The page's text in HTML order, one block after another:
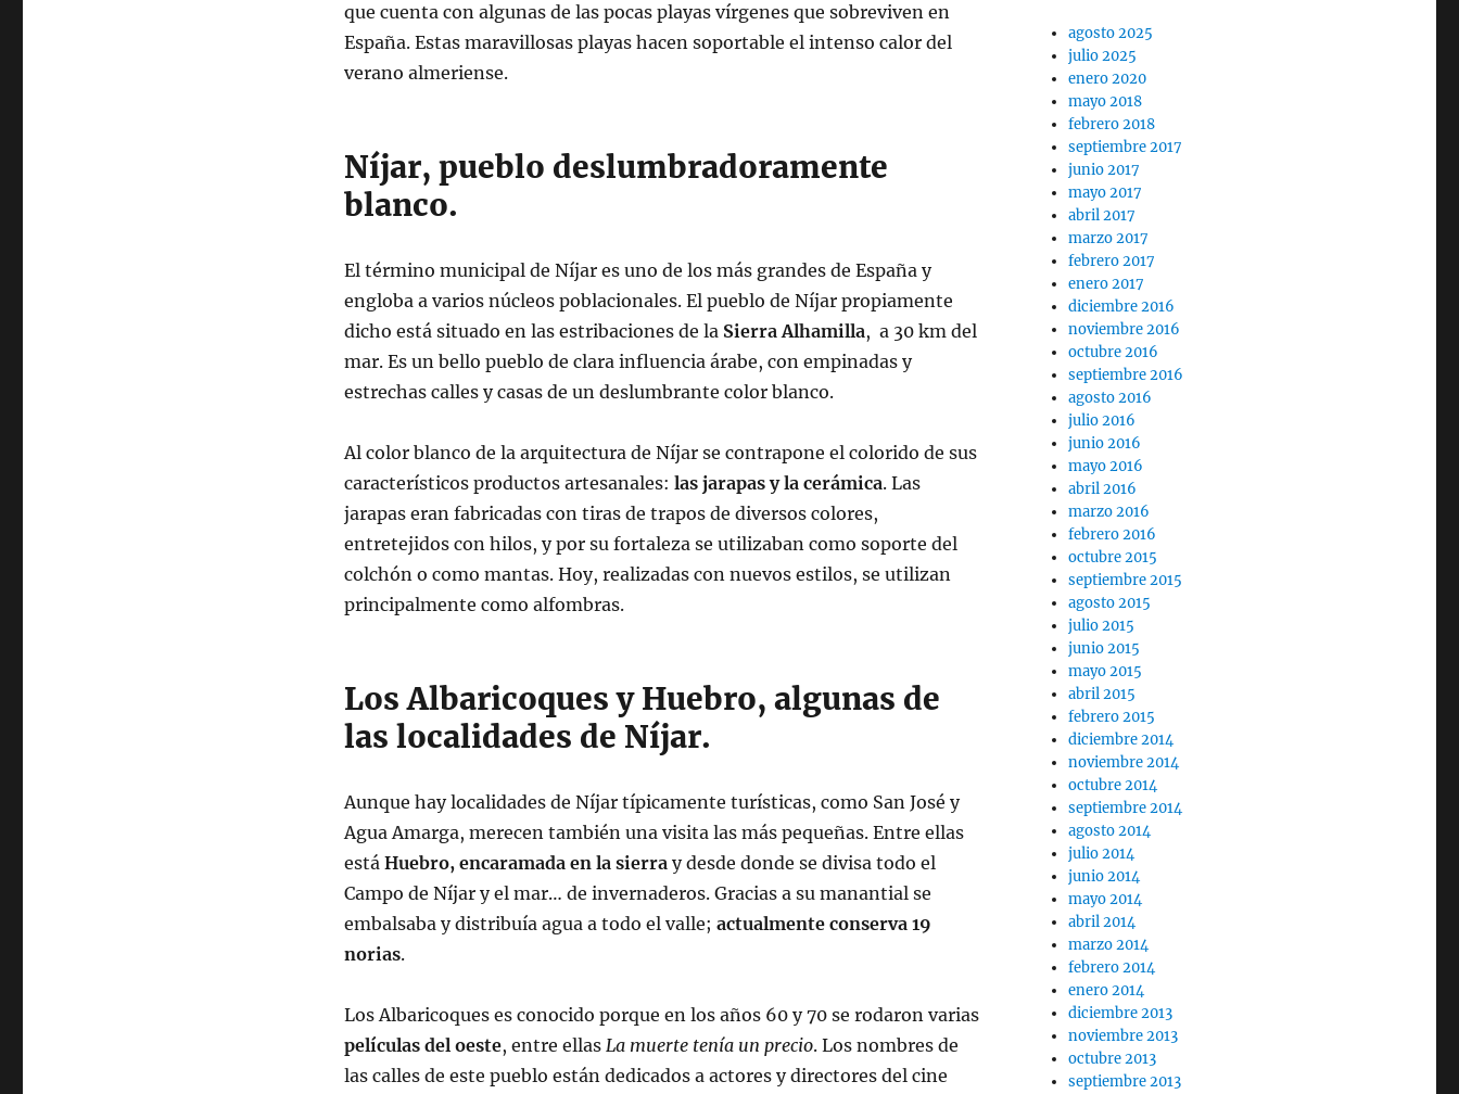
que cuenta con algunas de las pocas playas vírgenes que sobreviven en
España. Estas maravillosas playas hacen soportable el intenso calor del
verano almeriense.
Níjar, pueblo deslumbradoramente
blanco.
El término municipal de Níjar es uno de los más grandes de España y
engloba a varios núcleos poblacionales. El pueblo de Níjar propiamente
dicho está situado en las estribaciones de la Sierra Alhamilla, a 30 km del
mar. Es un bello pueblo de clara influencia árabe, con empinadas y
estrechas calles y casas de un deslumbrante color blanco.
Al color blanco de la arquitectura de Níjar se contrapone el colorido de sus
característicos productos artesanales: las jarapas y la cerámica. Las
jarapas eran fabricadas con tiras de trapos de diversos colores,
entretejidos con hilos, y por su fortaleza se utilizaban como soporte del
colchón o como mantas. Hoy, realizadas con nuevos estilos, se utilizan
principalmente como alfombras.
Los Albaricoques y Huebro, algunas de
las localidades de Níjar.
Aunque hay localidades de Níjar típicamente turísticas, como San José y
Agua Amarga, merecen también una visita las más pequeñas. Entre ellas
está Huebro, encaramada en la sierray desde donde se divisa todo el
Campo de Níjar y el mar… de invernaderos. Gracias a su manantial se
embalsaba y distribuía agua a todo el valle; actualmente conserva 19
norias.
Los Albaricoques es conocido porque en los años 60 y 70 se rodaron varias
películas del oeste, entre ellas La muerte tenía un precio. Los nombres de
las calles de este pueblo están dedicados a actores y directores del cine
agosto 2025
julio 2025
enero 2020
mayo 2018
febrero 2018
septiembre 2017
junio 2017
mayo 2017
abril 2017
marzo 2017
febrero 2017
enero 2017
diciembre 2016
noviembre 2016
octubre 2016
septiembre 2016
agosto 2016
julio 2016
junio 2016
mayo 2016
abril 2016
marzo 2016
febrero 2016
octubre 2015
septiembre 2015
agosto 2015
julio 2015
junio 2015
mayo 2015
abril 2015
febrero 2015
diciembre 2014
noviembre 2014
octubre 2014
septiembre 2014
agosto 2014
julio 2014
junio 2014
mayo 2014
abril 2014
marzo 2014
febrero 2014
enero 2014
diciembre 2013
noviembre 2013
octubre 2013
septiembre 2013